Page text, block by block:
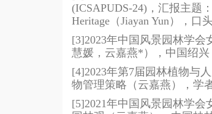
(ICSAPUDS-24) ，汇报主题：
Heritage （Jiayan Yun），口
[3]2023年中国风景园林学
慧媛，云嘉燕* ），中国绍兴
[4]2023年第7届园林植物与
物管理策略（云嘉燕），学
[5]2021年中国风景园林学会